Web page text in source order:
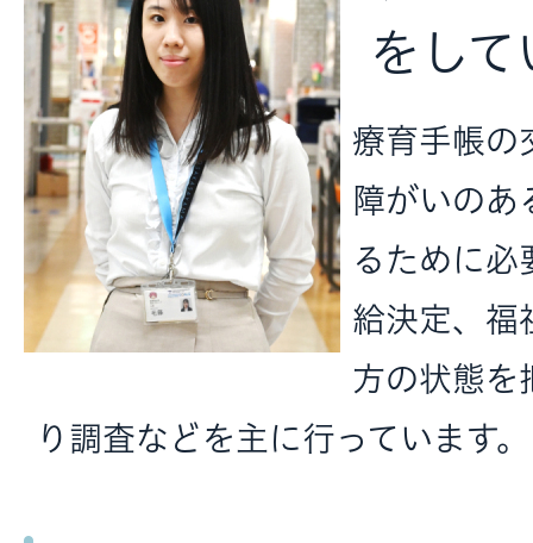
をし
療育手帳の
障がいのあ
るために必
給決定、福
方の状態を
り調査などを主に行っています。